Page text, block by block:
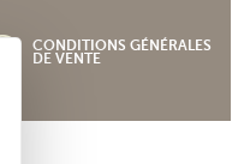
Cookies-
p
CONDITIONS GÉNÉRALES
DE VENTE